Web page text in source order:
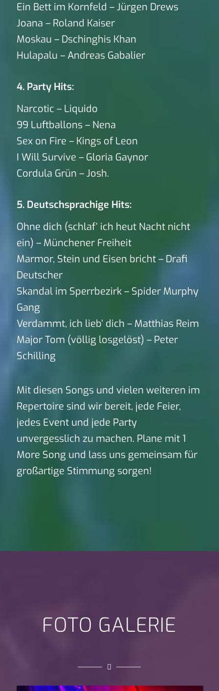
Ein Bett im Kornfeld – Jürgen Drews
Joana – Roland Kaiser
Moskau – Dschinghis Khan
Hulapalu – Andreas Gabalier
4. Party Hits:
Narcotic – Liquido
99 Luftballons – Nena
Sex on Fire – Kings of Leon
I Will Survive – Gloria Gaynor
Cordula Grün – Josh.
5. Deutschsprachige Hits:
Ohne dich (schlaf’ ich heut Nacht nicht
ein) – Münchener Freiheit
Marmor, Stein und Eisen bricht – Drafi
Deutscher
Skandal im Sperrbezirk – Spider Murphy
Gang
Verdammt, ich lieb’ dich – Matthias Reim
Major Tom (völlig losgelöst) – Peter
Schilling
Mit diesen Songs und vielen weiteren im
Repertoire sind wir bereit, jede Feier,
jedes Event und jede Party
unvergesslich zu machen. Plane mit 1
More Song und lass uns gemeinsam für
großartige Stimmung sorgen!
FOTO GALERIE